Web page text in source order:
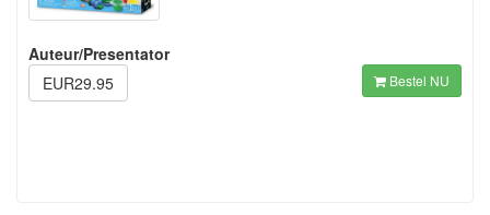
Auteur/Presentator
EUR29.95
Bestel NU